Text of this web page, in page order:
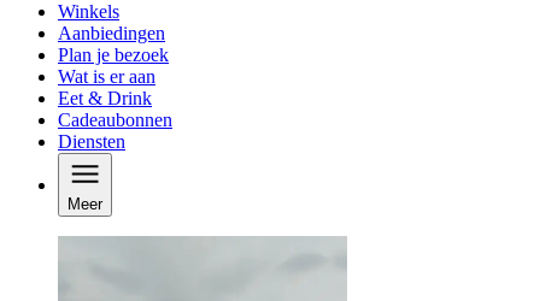
Winkels
Aanbiedingen
Plan je bezoek
Wat is er aan
Eet & Drink
Cadeaubonnen
Diensten
Meer